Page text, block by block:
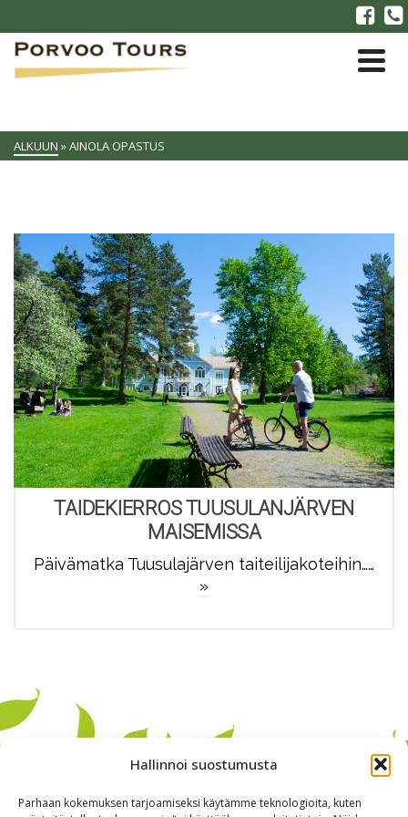
Hallinnoi suostumusta
Parhaan kokemuksen tarjoamiseksi käytämme teknologioita, kuten
ALKUUN »AINOLA OPASTUS
TAIDEKIERROS TUUSULANJÄRVEN
MAISEMISSA
Päivämatka Tuusulajärven taiteilijakoteihin……
»